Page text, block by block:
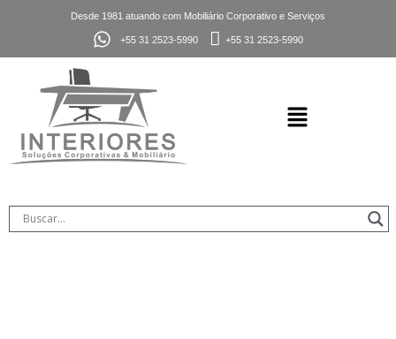
Desde 1981 atuando com Mobiliário Corporativo e Serviços
+55 31 2523-5990 +55 31 2523-5990